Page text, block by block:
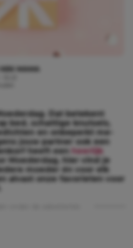
MAMA
Dat betekent
bed, schattige knutsels,
en onbeperkt me-
jouw partner ook een
heeft een
heerlijk
Moederdag, hier vind je
moeder én voor elk
alvast onze favorieten voor